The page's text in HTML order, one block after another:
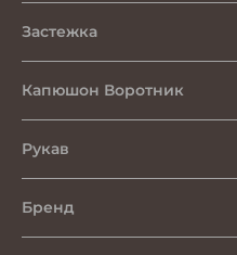
Застежка
Капюшон Воротник
Рукав
Бренд